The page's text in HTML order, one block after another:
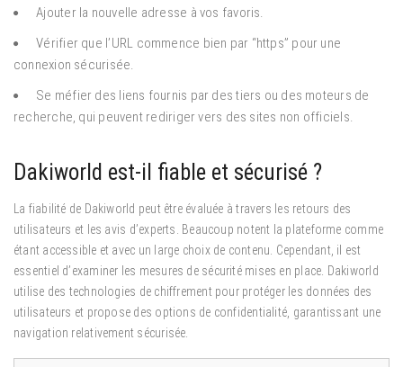
Ajouter la nouvelle adresse à vos favoris.
Vérifier que l’URL commence bien par “https” pour une
connexion sécurisée.
Se méfier des liens fournis par des tiers ou des moteurs de
recherche, qui peuvent rediriger vers des sites non officiels.
Dakiworld est-il fiable et sécurisé ?
La fiabilité de Dakiworld peut être évaluée à travers les retours des
utilisateurs et les avis d’experts. Beaucoup notent la plateforme comme
étant accessible et avec un large choix de contenu. Cependant, il est
essentiel d’examiner les mesures de sécurité mises en place. Dakiworld
utilise des technologies de chiffrement pour protéger les données des
utilisateurs et propose des options de confidentialité, garantissant une
navigation relativement sécurisée.